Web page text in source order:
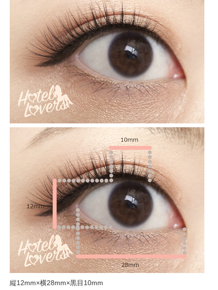
縦12mm×横28mm×黒目10mm